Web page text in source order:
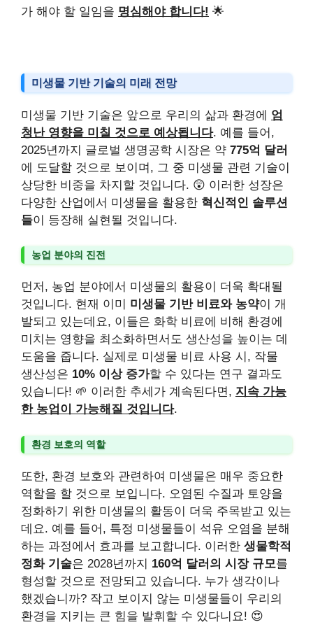
가 해야 할 일임을 명심해야 합니다! 🌟
미생물 기반 기술의 미래 전망
미생물 기반 기술은 앞으로 우리의 삶과 환경에 엄
청난 영향을 미칠 것으로 예상됩니다. 예를 들어,
2025년까지 글로벌 생명공학 시장은 약 775억 달러
에 도달할 것으로 보이며, 그 중 미생물 관련 기술이
상당한 비중을 차지할 것입니다. 😲 이러한 성장은
다양한 산업에서 미생물을 활용한 혁신적인 솔루션
들이 등장해 실현될 것입니다.
농업 분야의 진전
먼저, 농업 분야에서 미생물의 활용이 더욱 확대될
것입니다. 현재 이미 미생물 기반 비료와 농약이 개
발되고 있는데요, 이들은 화학 비료에 비해 환경에
미치는 영향을 최소화하면서도 생산성을 높이는 데
도움을 줍니다. 실제로 미생물 비료 사용 시, 작물
생산성은 10% 이상 증가할 수 있다는 연구 결과도
있습니다! 🌱 이러한 추세가 계속된다면, 지속 가능
한 농업이 가능해질 것입니다.
환경 보호의 역할
또한, 환경 보호와 관련하여 미생물은 매우 중요한
역할을 할 것으로 보입니다. 오염된 수질과 토양을
정화하기 위한 미생물의 활동이 더욱 주목받고 있는
데요. 예를 들어, 특정 미생물들이 석유 오염을 분해
하는 과정에서 효과를 보고합니다. 이러한 생물학적
정화 기술은 2028년까지 160억 달러의 시장 규모를
형성할 것으로 전망되고 있습니다. 누가 생각이나
했겠습니까? 작고 보이지 않는 미생물들이 우리의
환경을 지키는 큰 힘을 발휘할 수 있다니요! 😍